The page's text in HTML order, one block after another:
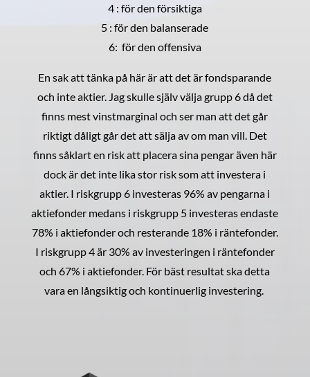
4 : för den försiktiga
5 : för den balanserade
6: för den offensiva
En sak att tänka på här är att det är fondsparande
och inte aktier. Jag skulle själv välja grupp 6 då det
finns mest vinstmarginal och ser man att det går
riktigt dåligt går det att sälja av om man vill. Det
finns såklart en risk att placera sina pengar även här
dock är det inte lika stor risk som att investera i
aktier. I riskgrupp 6 investeras 96% av pengarna i
aktiefonder medans i riskgrupp 5 investeras endaste
78% i aktiefonder och resterande 18% i räntefonder.
I riskgrupp 4 är 30% av investeringen i räntefonder
och 67% i aktiefonder. För bäst resultat ska detta
vara en långsiktig och kontinuerlig investering.